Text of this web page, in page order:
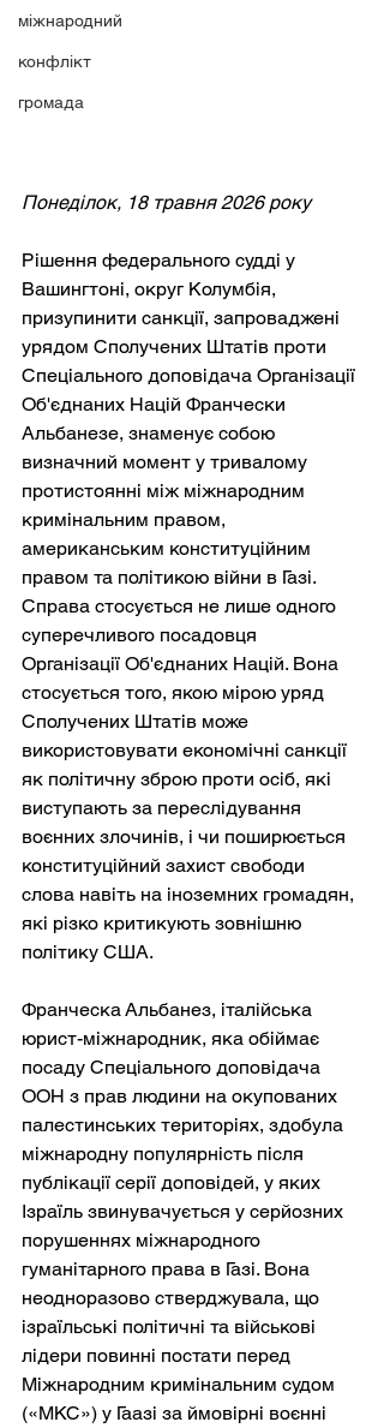
міжнародний
конфлікт
громада
Понеділок, 18 травня 2026 року
Рішення федерального судді у
Вашингтоні, округ Колумбія,
призупинити санкції, запроваджені
урядом Сполучених Штатів проти
Спеціального доповідача Організації
Об'єднаних Націй Франчески
Альбанезе, знаменує собою
визначний момент у тривалому
протистоянні між міжнародним
кримінальним правом,
американським конституційним
правом та політикою війни в Газі.
Справа стосується не лише одного
суперечливого посадовця
Організації Об'єднаних Націй. Вона
стосується того, якою мірою уряд
Сполучених Штатів може
використовувати економічні санкції
як політичну зброю проти осіб, які
виступають за переслідування
воєнних злочинів, і чи поширюється
конституційний захист свободи
слова навіть на іноземних громадян,
які різко критикують зовнішню
політику США.
Франческа Альбанез, італійська
юрист-міжнародник, яка обіймає
посаду Спеціального доповідача
ООН з прав людини на окупованих
палестинських територіях, здобула
міжнародну популярність після
публікації серії доповідей, у яких
Ізраїль звинувачується у серйозних
порушеннях міжнародного
гуманітарного права в Газі. Вона
неодноразово стверджувала, що
ізраїльські політичні та військові
лідери повинні постати перед
Міжнародним кримінальним судом
(«МКС») у Гаазі за ймовірні воєнні